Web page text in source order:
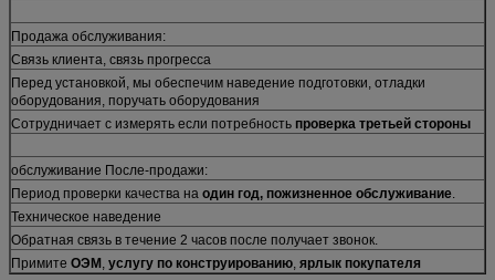
Продажа обслуживания:
Связь клиента, связь прогресса
Перед установкой, мы обеспечим наведение подготовки, отладки
оборудования, поручать оборудования
Сотрудничает с измерять если потребность проверка третьей стороны
обслуживание После-продажи:
Период проверки качества на один год, пожизненное обслуживание.
Техническое наведение
Обратная связь в течение 2 часов после получает звонок.
Примите ОЭМ , услугу по конструированию, ярлык покупателя